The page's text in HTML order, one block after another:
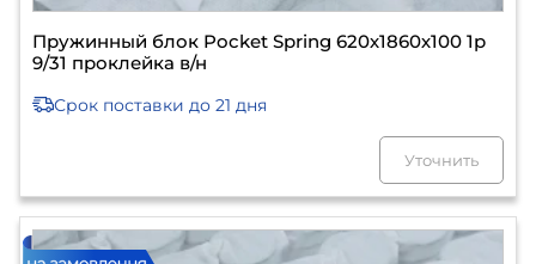
Пружинный блок Pocket Spring 620х1860х100 1р
9/31 проклейка в/н
Срок поставки до 21 дня
Уточнить